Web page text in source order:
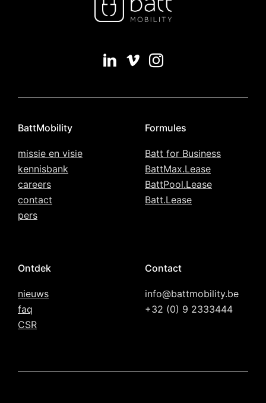
BattMobility
missie en visie
kennisbank
careers
contact
pers
Formules
Batt for Business
BattMax.Lease
BattPool.Lease
Batt.Lease
Ontdek
nieuws
faq
CSR
Contact
info@battmobility.be
+32 (0) 9 2333444